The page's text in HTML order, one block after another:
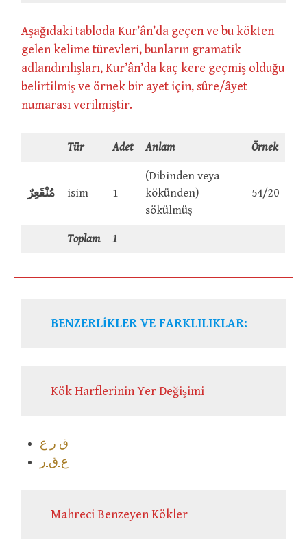
Aşağıdaki tabloda Kur’ân’da geçen ve bu kökten
gelen kelime türevleri, bunların gramatik
adlandırılışları, Kur’ân’da kaç kere geçmiş olduğu
belirtilmiş ve örnek bir ayet için, sûre/âyet
numarası verilmiştir.
Tür Adet Anlam Örnek
مُنْقَعِرٌ isim 1
(Dibinden veya
kökünden)
sökülmüş
54/20
Toplam 1
BENZERLİKLER VE FARKLILIKLAR:
Kök Harflerinin Yer Değişimi
ق ر ع
ع ق ر
Mahreci Benzeyen Kökler